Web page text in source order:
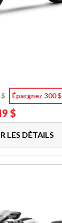
Épargnez 300 $
$
LES DÉTAILS